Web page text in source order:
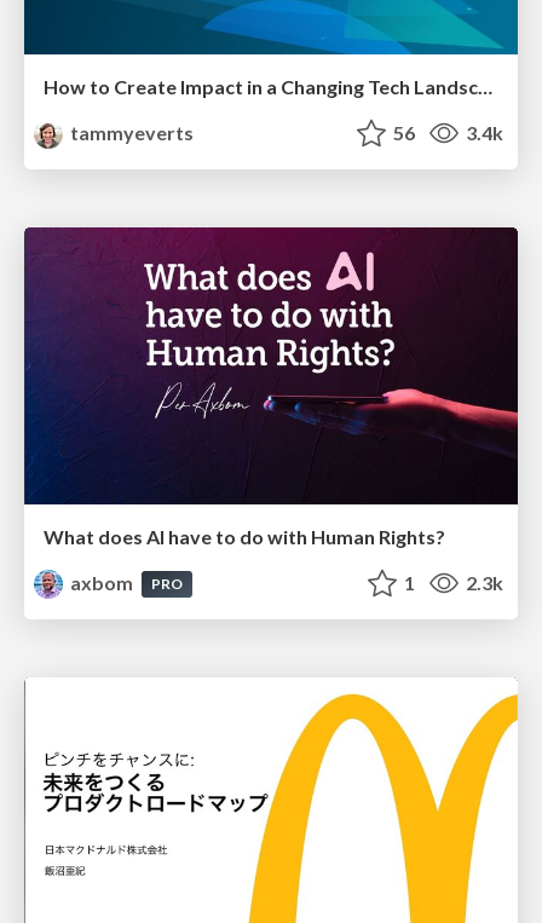
tammyeverts
56 3.4k
What does AI have to do with Human Rights?
axbom
PRO 1 2.3k